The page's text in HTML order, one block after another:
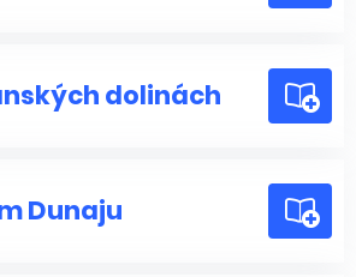
dolinách
Dunaju